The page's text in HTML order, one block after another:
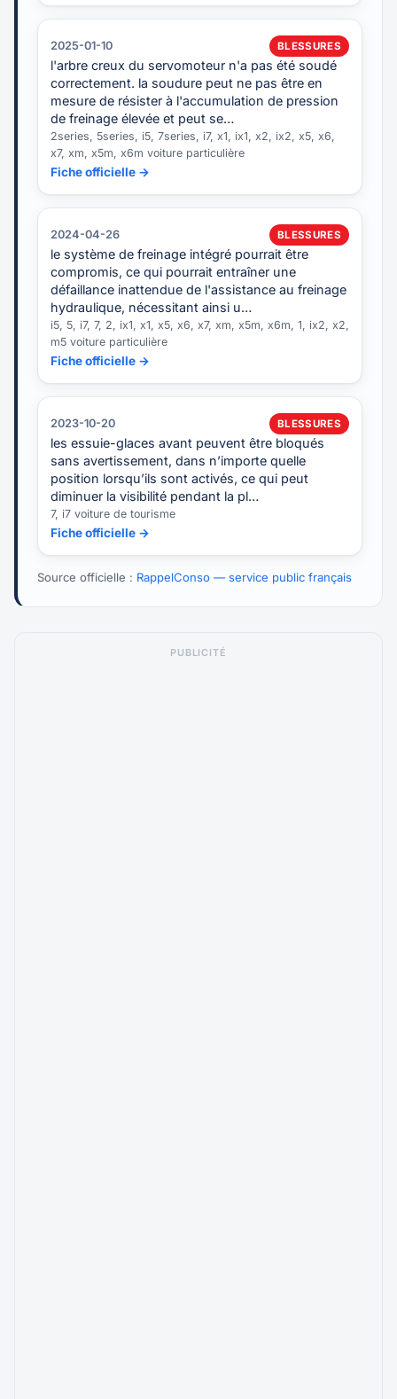
2025-01-10 BLESSURES
l'arbre creux du servomoteur n'a pas été soudé
correctement. la soudure peut ne pas être en
mesure de résister à l'accumulation de pression
de freinage élevée et peut se…
2series, 5series, i5, 7series, i7, x1, ix1, x2, ix2, x5, x6,
x7, xm, x5m, x6m voiture particulière
Fiche officielle →
2024-04-26 BLESSURES
le système de freinage intégré pourrait être
compromis, ce qui pourrait entraîner une
défaillance inattendue de l'assistance au freinage
hydraulique, nécessitant ainsi u…
i5, 5, i7, 7, 2, ix1, x1, x5, x6, x7, xm, x5m, x6m, 1, ix2, x2,
m5 voiture particulière
Fiche officielle →
2023-10-20 BLESSURES
les essuie-glaces avant peuvent être bloqués
sans avertissement, dans n’importe quelle
position lorsqu’ils sont activés, ce qui peut
diminuer la visibilité pendant la pl…
7, i7 voiture de tourisme
Fiche officielle →
Source officielle : RappelConso — service public français
PUBLICITÉ